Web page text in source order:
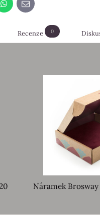
WhatsApp
E-
mail
Recenze 0
Náramek